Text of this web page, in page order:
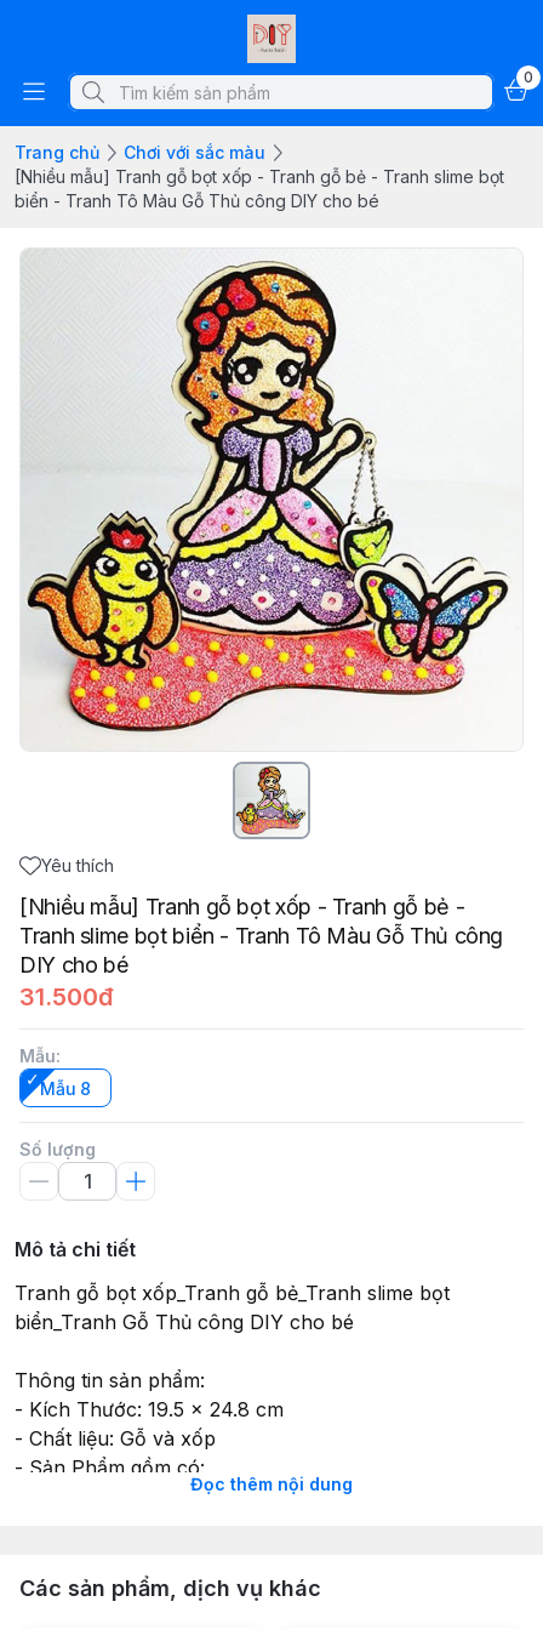
0
Trang chủ
Chơi với sắc màu
[Nhiều mẫu] Tranh gỗ bọt xốp - Tranh gỗ bẻ - Tranh slime bọt
biển - Tranh Tô Màu Gỗ Thủ công DIY cho bé
Yêu thích
[Nhiều mẫu] Tranh gỗ bọt xốp - Tranh gỗ bẻ -
Tranh slime bọt biển - Tranh Tô Màu Gỗ Thủ công
DIY cho bé
31.500đ
Mẫu:
Mẫu 8
Số lượng
Mô tả chi tiết
Tranh gỗ bọt xốp_Tranh gỗ bẻ_Tranh slime bọt
biển_Tranh Gỗ Thủ công DIY cho bé
Thông tin sản phẩm:
- Kích Thước: 19.5 x 24.8 cm
- Chất liệu: Gỗ và xốp
- Sản Phẩm gồm có:
+ 1 tấm tranh gỗ gồm nhiều mảnh dễ dàng tách rời
-----------------------------------
Đọc thêm nội dung
Các sản phẩm, dịch vụ khác